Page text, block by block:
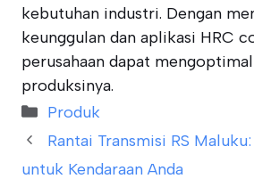
kebutuhan industri. Dengan
keunggulan dan aplikasi HRC
perusahaan dapat
produksinya.
Categories
Produk
Rantai Transmisi RS
untuk Kendaraan Anda